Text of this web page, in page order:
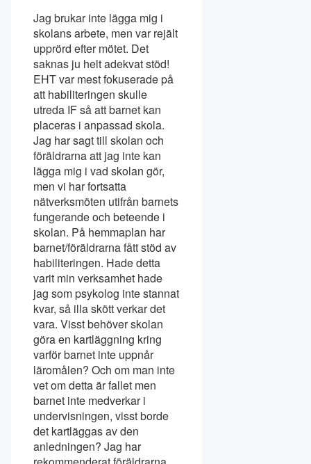
Jag brukar inte lägga mig i
skolans arbete, men var rejält
upprörd efter mötet. Det
saknas ju helt adekvat stöd!
EHT var mest fokuserade på
att habiliteringen skulle
utreda IF så att barnet kan
placeras i anpassad skola.
Jag har sagt till skolan och
föräldrarna att jag inte kan
lägga mig i vad skolan gör,
men vi har fortsatta
nätverksmöten utifrån barnets
fungerande och beteende i
skolan. På hemmaplan har
barnet/föräldrarna fått stöd av
habiliteringen. Hade detta
varit min verksamhet hade
jag som psykolog inte stannat
kvar, så illa skött verkar det
vara. Visst behöver skolan
göra en kartläggning kring
varför barnet inte uppnår
läromålen? Och om man inte
vet om detta är fallet men
barnet inte medverkar i
undervisningen, visst borde
det kartläggas av den
anledningen? Jag har